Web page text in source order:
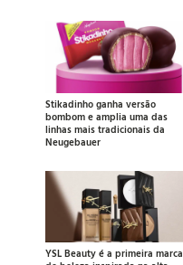
Stikadinho ganha versão
bombom e amplia uma das
linhas mais tradicionais da
Neugebauer
YSL Beauty é a primeira marca